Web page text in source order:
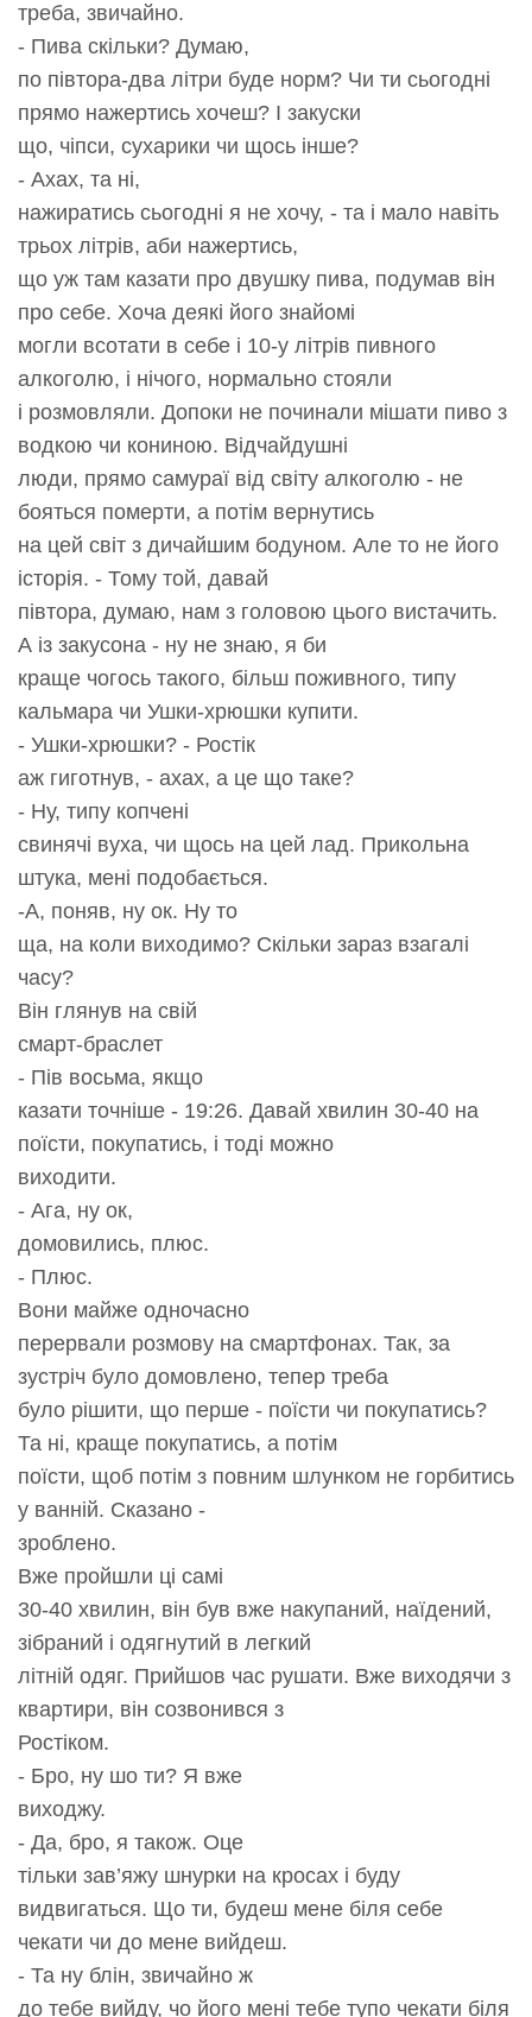
треба, звичайно.
- Пива скільки? Думаю,
по півтора-два літри буде норм? Чи ти сьогодні
прямо нажертись хочеш? І закуски
що, чіпси, сухарики чи щось інше?
- Ахах, та ні,
нажиратись сьогодні я не хочу, - та і мало навіть
трьох літрів, аби нажертись,
що уж там казати про двушку пива, подумав він
про себе. Хоча деякі його знайомі
могли всотати в себе і 10-у літрів пивного
алкоголю, і нічого, нормально стояли
і розмовляли. Допоки не починали мішати пиво з
водкою чи кониною. Відчайдушні
люди, прямо самураї від світу алкоголю - не
бояться померти, а потім вернутись
на цей світ з дичайшим бодуном. Але то не його
історія. - Тому той, давай
півтора, думаю, нам з головою цього вистачить.
А із закусона - ну не знаю, я би
краще чогось такого, більш поживного, типу
кальмара чи Ушки-хрюшки купити.
- Ушки-хрюшки? - Ростік
аж гиготнув, - ахах, а це що таке?
- Ну, типу копчені
свинячі вуха, чи щось на цей лад. Прикольна
штука, мені подобається.
-А, поняв, ну ок. Ну то
ща, на коли виходимо? Скільки зараз взагалі
часу?
Він глянув на свій
смарт-браслет
- Пів восьма, якщо
казати точніше - 19:26. Давай хвилин 30-40 на
поїсти, покупатись, і тоді можно
виходити.
- Ага, ну ок,
домовились, плюс.
- Плюс.
Вони майже одночасно
перервали розмову на смартфонах. Так, за
зустріч було домовлено, тепер треба
було рішити, що перше - поїсти чи покупатись?
Та ні, краще покупатись, а потім
поїсти, щоб потім з повним шлунком не горбитись
у ванній. Сказано -
зроблено.
Вже пройшли ці самі
30-40 хвилин, він був вже накупаний, наїдений,
зібраний і одягнутий в легкий
літній одяг. Прийшов час рушати. Вже виходячи з
квартири, він созвонився з
Ростіком.
- Бро, ну шо ти? Я вже
виходжу.
- Да, бро, я також. Оце
тільки зав’яжу шнурки на кросах і буду
видвигаться. Що ти, будеш мене біля себе
чекати чи до мене вийдеш.
- Та ну блін, звичайно ж
до тебе вийду, чо його мені тебе тупо чекати біля